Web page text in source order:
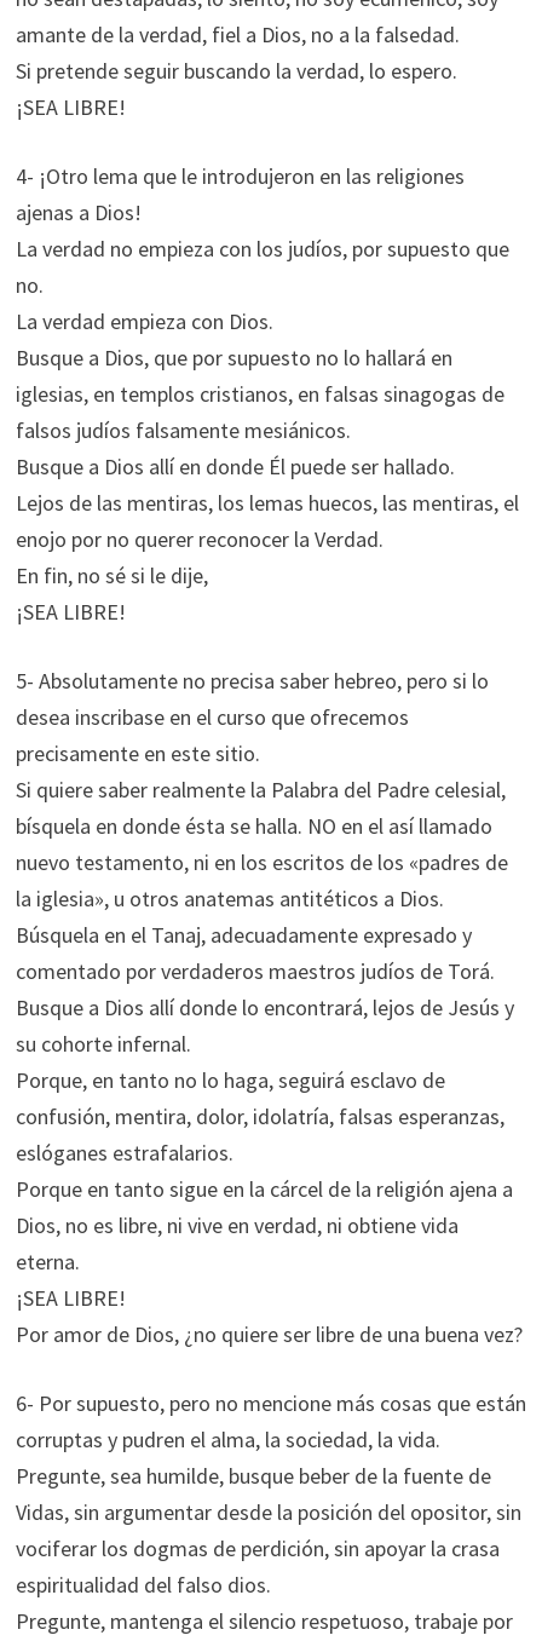
amante de la verdad, fiel a Dios, no a la falsedad.
Si pretende seguir buscando la verdad, lo espero.
¡SEA LIBRE!
4- ¡Otro lema que le introdujeron en las religiones
ajenas a Dios!
La verdad no empieza con los judíos, por supuesto que
no.
La verdad empieza con Dios.
Busque a Dios, que por supuesto no lo hallará en
iglesias, en templos cristianos, en falsas sinagogas de
falsos judíos falsamente mesiánicos.
Busque a Dios allí en donde Él puede ser hallado.
Lejos de las mentiras, los lemas huecos, las mentiras, el
enojo por no querer reconocer la Verdad.
En fin, no sé si le dije,
¡SEA LIBRE!
5- Absolutamente no precisa saber hebreo, pero si lo
desea inscribase en el curso que ofrecemos
precisamente en este sitio.
Si quiere saber realmente la Palabra del Padre celesial,
bísquela en donde ésta se halla. NO en el así llamado
nuevo testamento, ni en los escritos de los «padres de
la iglesia», u otros anatemas antitéticos a Dios.
Búsquela en el Tanaj, adecuadamente expresado y
comentado por verdaderos maestros judíos de Torá.
Busque a Dios allí donde lo encontrará, lejos de Jesús y
su cohorte infernal.
Porque, en tanto no lo haga, seguirá esclavo de
confusión, mentira, dolor, idolatría, falsas esperanzas,
eslóganes estrafalarios.
Porque en tanto sigue en la cárcel de la religión ajena a
Dios, no es libre, ni vive en verdad, ni obtiene vida
eterna.
¡SEA LIBRE!
Por amor de Dios, ¿no quiere ser libre de una buena vez?
6- Por supuesto, pero no mencione más cosas que están
corruptas y pudren el alma, la sociedad, la vida.
Pregunte, sea humilde, busque beber de la fuente de
Vidas, sin argumentar desde la posición del opositor, sin
vociferar los dogmas de perdición, sin apoyar la crasa
espiritualidad del falso dios.
Pregunte, mantenga el silencio respetuoso, trabaje por